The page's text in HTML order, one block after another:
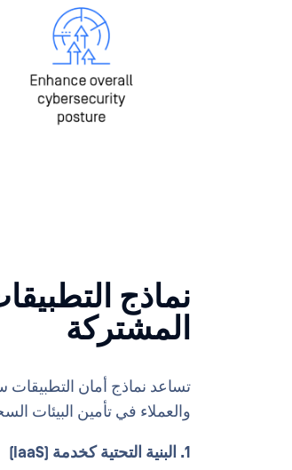
نماذج
المشتركة
تساعد نماذج أمان
والعملاء في تأمين البيئات
1. البنية التحتية كخدمة (IaaS)